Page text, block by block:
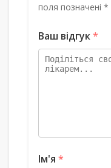
поля позначені *
Ваш відгук*
Ім'я *